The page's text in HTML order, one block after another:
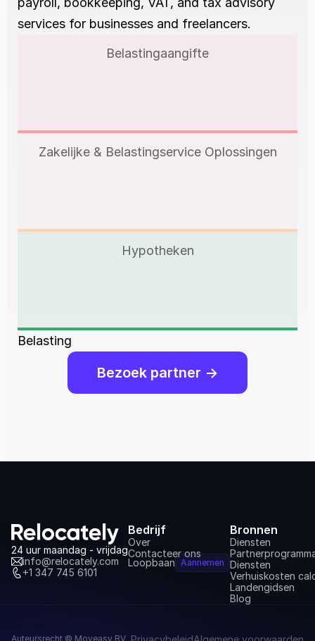
services for businesses and freelancers.
Belastingaangifte
Zakelijke & Belastingservice Oplossingen
Hypotheken
Belasting
Bezoek partner ->
24 uur maandag - vrijdag
info@relocately.com
+1 347 745 6101
Bedrijf
Over
Contacteer ons
Loopbaan Aannemen
Bronnen
Diensten
Diensten
Verhuiskosten
Landengidsen
Blog
Auteursrecht © Moveasy BV